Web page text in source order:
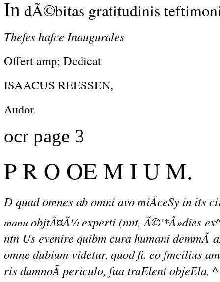
In dÃ©bitas gratitudinis
Thefes hafce Inaugurales
Offert amp; Dcdicat
ISAACUS REESSEN,
Audor.
ocr page 3
P R O OE M I U M.
D quad omnes ab omni avo miÃceSy in its
manu objtÃ¤Ã¼ experti (nnt, Ã©'*Â»dies
ntn Us evenire quibm cura humani demmÃ
omne dubium videtur, quod fi. eo fmcilius
ris damnoÃ periculo, fua traElent objeEla, ^